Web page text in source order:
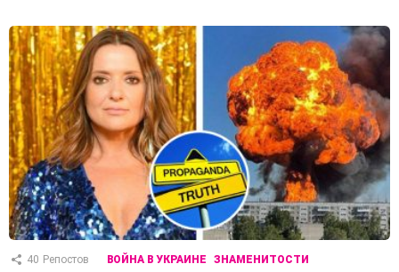
40 Репостов ВОЙНА В УКРАИНЕ ЗНАМЕНИТОСТИ